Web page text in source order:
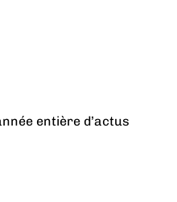
entière d’actus